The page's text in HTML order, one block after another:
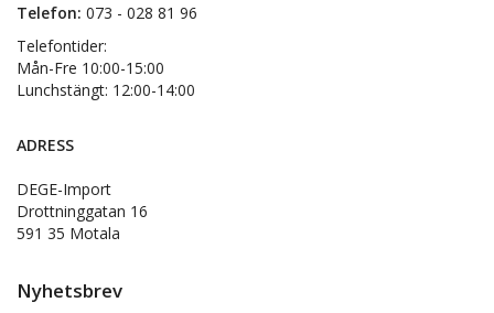
Telefon: 073 - 028 81 96
Telefontider:
Mån-Fre 10:00-15:00
Lunchstängt: 12:00-14:00
ADRESS
DEGE-Import
Drottninggatan 16
591 35 Motala
Nyhetsbrev